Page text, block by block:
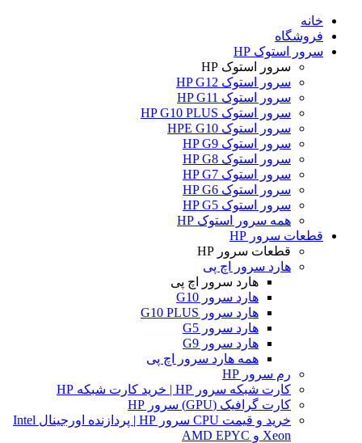
خانه
فروشگاه
سرور استوک HP
سرور استوک HP
سرور استوک HP G12
سرور استوک HP G11
سرور استوک HP G10 PLUS
سرور استوک HPE G10
سرور استوک HP G9
سرور استوک HP G8
سرور استوک HP G7
سرور استوک HP G6
سرور استوک HP G5
همه سرور استوک HP
قطعات سرور HP
قطعات سرور HP
هارد سرور اچ پی
هارد سرور اچ پی
هارد سرور G10
هارد سرور G10 PLUS
هارد سرور G5
هارد سرور G9
همه هارد سرور اچ پی
رم سرور HP
کارت شبکه سرور HP | خرید کارت شبکه HP
کارت گرافیک (GPU) سرور HP
خرید و قیمت CPU سرور HP | پردازنده اورجینال Intel
Xeon و AMD EPYC